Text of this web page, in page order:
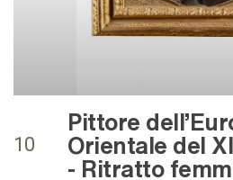
10
Pittore
Orientale del
- Ritratto